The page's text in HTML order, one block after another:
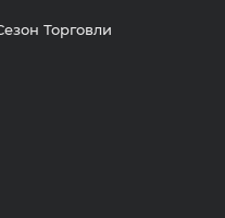
Торговли
банковскими